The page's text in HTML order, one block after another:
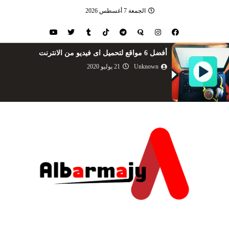
الجمعة 7 أغسطس 2026
أفضل 6 مواقع لتحميل اى فيديو من الانترنت
Unknown 21 يوليو 2020